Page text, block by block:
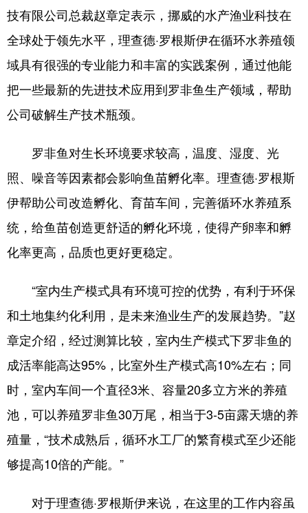
技有限公司总裁赵章定表示，挪威的水产渔业科技在
全球处于领先水平，理查德·罗根斯伊在循环水养殖领
域具有很强的专业能力和丰富的实践案例，通过他能
把一些最新的先进技术应用到罗非鱼生产领域，帮助
公司破解生产技术瓶颈。
罗非鱼对生长环境要求较高，温度、湿度、光
照、噪音等因素都会影响鱼苗孵化率。理查德·罗根斯
伊帮助公司改造孵化、育苗车间，完善循环水养殖系
统，给鱼苗创造更舒适的孵化环境，使得产卵率和孵
化率更高，品质也更好更稳定。
“室内生产模式具有环境可控的优势，有利于环保
和土地集约化利用，是未来渔业生产的发展趋势。”赵
章定介绍，经过测算比较，室内生产模式下罗非鱼的
成活率能高达95%，比室外生产模式高10%左右；同
时，室内车间一个直径3米、容量20多立方米的养殖
池，可以养殖罗非鱼30万尾，相当于3-5亩露天塘的养
殖量，“技术成熟后，循环水工厂的繁育模式至少还能
够提高10倍的产能。”
对于理查德·罗根斯伊来说，在这里的工作内容虽